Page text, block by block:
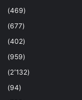
(469)
(677)
(402)
(959)
(2٬132)
(94)